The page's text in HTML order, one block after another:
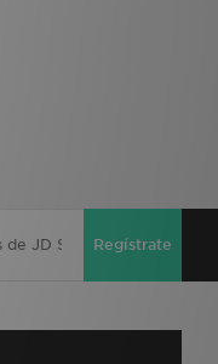
Regístrate